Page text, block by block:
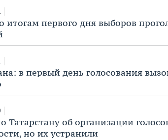
итогам первого дня выборов
в первый день голосования
Татарстану об организации
но их устранили